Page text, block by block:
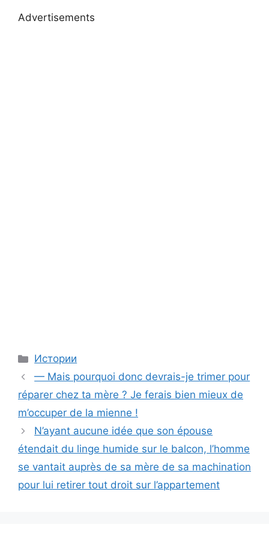
Advertisements
Categories
Истории
— Mais pourquoi donc devrais-je trimer pour
réparer chez ta mère ? Je ferais bien mieux de
m’occuper de la mienne !
N’ayant aucune idée que son épouse
étendait du linge humide sur le balcon, l’homme
se vantait auprès de sa mère de sa machination
pour lui retirer tout droit sur l’appartement